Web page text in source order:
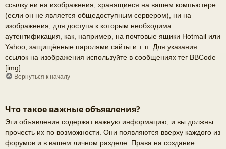
ссылку ни на изображения, хранящиеся на вашем компьютере
(если он не является общедоступным сервером), ни на
изображения, для доступа к которым необходима
аутентификация, как, например, на почтовые ящики Hotmail или
Yahoo, защищённые паролями сайты и т. п. Для указания
ссылок на изображения используйте в сообщениях тег BBCode
[img].
Вернуться к началу
Что такое важные объявления?
Эти объявления содержат важную информацию, и вы должны
прочесть их по возможности. Они появляются вверху каждого из
форумов и в вашем личном разделе. Права на создание